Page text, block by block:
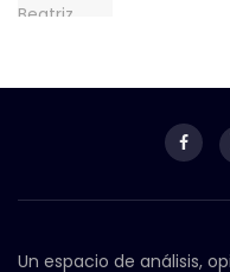
Un espacio de análisis,